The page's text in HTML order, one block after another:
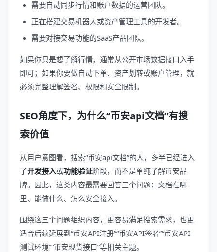
需要自动同步行情和账户数据的运营团队。
正在搭建交易机器人或资产管理工具的开发者。
需要对接交易功能的SaaS产品团队。
如果你只是想了解行情，通常从公开市场数据接口入手
即可；如果你要做自动下单、资产划转或账户管理，就
必须完整理解签名、权限和安全限制。
SEO角度下，为什么“币安api文档”有搜
索价值
从用户意图看，搜索“币安api文档”的人，多半已经进入
了开发接入或功能验证阶段，而不是单纯了解币安品
牌。因此，这类内容最需要回答三个问题：文档在哪
里、能做什么、怎么安全接入。
围绕这三个问题组织内容，更容易满足搜索需求，也更
适合后续延展到“币安API注册”“币安API签名”“币安API
测试环境”“币安现货接口”等相关主题。